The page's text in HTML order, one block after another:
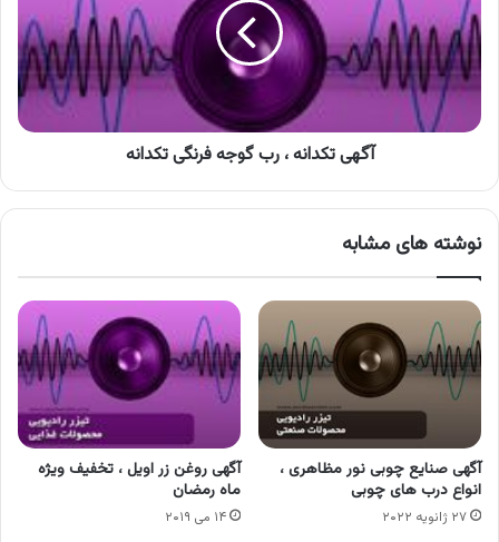
رب
گوجه
فرنگی
تکدانه
آگهی تکدانه ، رب گوجه فرنگی تکدانه
نوشته های مشابه
آگهی صنایع چوبی نور مظاهری ،
انواع درب های چوبی
۲۷ ژانویه ۲۰۲۲
آگهی روغن زر اویل ، تخفیف ویژه
ماه رمضان
۱۴ می ۲۰۱۹